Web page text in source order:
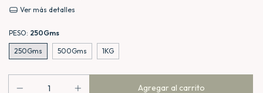
Ver más detalles
PESO: 250Gms
250Gms 500Gms 1KG